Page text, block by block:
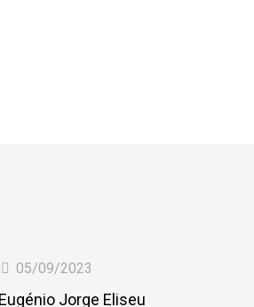
05/09/2023
Eugénio Jorge Eliseu